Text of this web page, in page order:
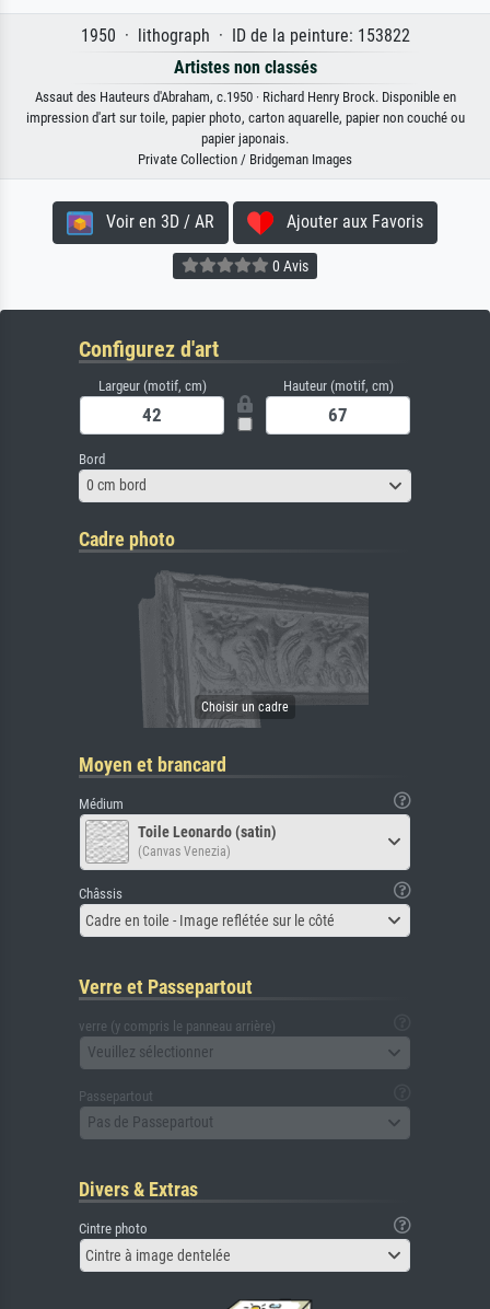
1950 · lithograph · ID de la peinture: 153822
Artistes non classés
Assaut des Hauteurs d'Abraham, c.1950 · Richard Henry Brock. Disponible en
impression d'art sur toile, papier photo, carton aquarelle, papier non couché ou
papier japonais.
Private Collection / Bridgeman Images
Voir en 3D / AR Ajouter aux Favoris
0 Avis
Configurez d'art
Largeur (motif, cm) Hauteur (motif, cm)
Bord
0 cm bord
Cadre photo
Moyen et brancard
Médium
Toile Leonardo (satin)
(Canvas Venezia)
Châssis
Cadre en toile - Image reflétée sur le côté
Verre et Passepartout
verre (y compris le panneau arrière)
Veuillez sélectionner
Passepartout
Pas de Passepartout
Divers & Extras
Cintre photo
Cintre à image dentelée